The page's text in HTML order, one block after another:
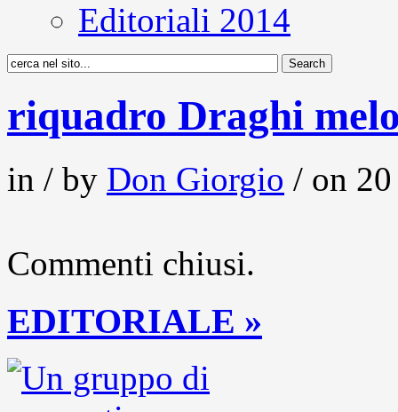
Editoriali 2014
riquadro Draghi
in / by Don Giorgio / on
Commenti chiusi.
EDITORIALE »